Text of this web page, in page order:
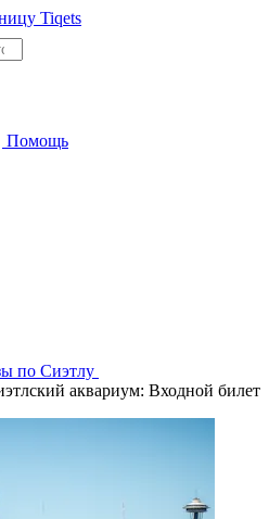
Помощь
по Сиэтлу
аквариум: Входной билет